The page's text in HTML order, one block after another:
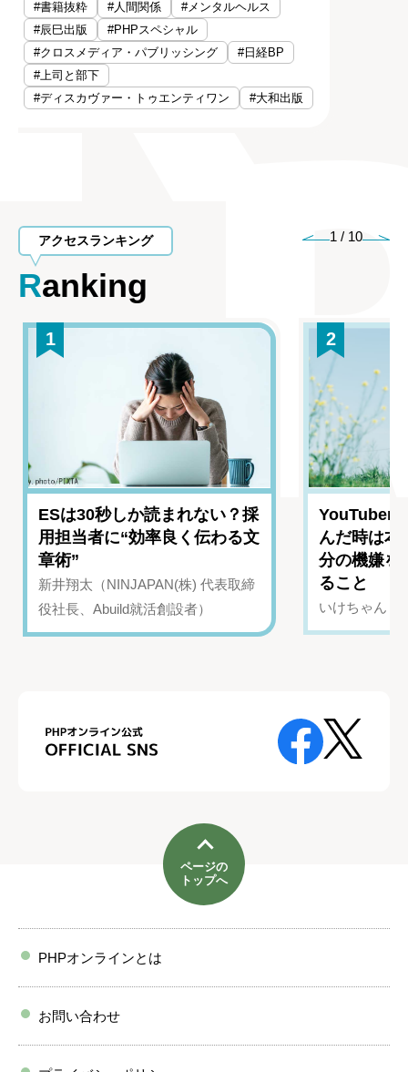
#書籍抜粋 #人間関係
#メンタルヘルス
#辰巳出版
#PHPスペシャル
#クロスメディア・パブリッシング
#日経BP
#上司と部下
#ディスカヴァー・トゥエンティワン
#大和出版
アクセスランキング
Ranking
1 / 10
1
ESは30秒しか読まれない？採
用担当者に“効率良く伝わる文
章術”
新井翔太（NINJAPAN(株) 代表取締
役社長、Abuild就活創設者）
2
YouTuber
んだ時は
分の機嫌を
ること
いけちゃん（
ページの
トップへ
PHPオンラインとは
お問い合わせ